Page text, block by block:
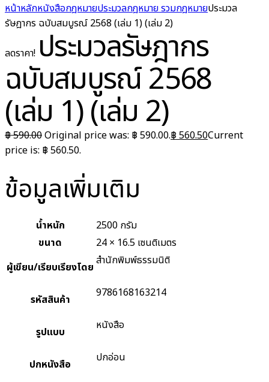
หน้าหลักหนังสือกฎหมายประมวลกฎหมาย รวมกฎหมายประมวล
รัษฎากร ฉบับสมบูรณ์ 2568 (เล่ม 1) (เล่ม 2)
ลดราคา! ประมวลรัษฎากร
ฉบับสมบูรณ์ 2568
(เล่ม 1) (เล่ม 2)
฿590.00Original price was: ฿ 590.00.฿ 560.50Current
price is: ฿ 560.50.
ข้อมูลเพิ่มเติม
น้ำหนัก
2500 กรัม
ขนาด
24 × 16.5 เซนติเมตร
ผู้เขียน/เรียบเรียงโดย สำนักพิมพ์ธรรมนิติ
รหัสสินค้า 9786168163214
รูปแบบ หนังสือ
ปกหนังสือ ปกอ่อน